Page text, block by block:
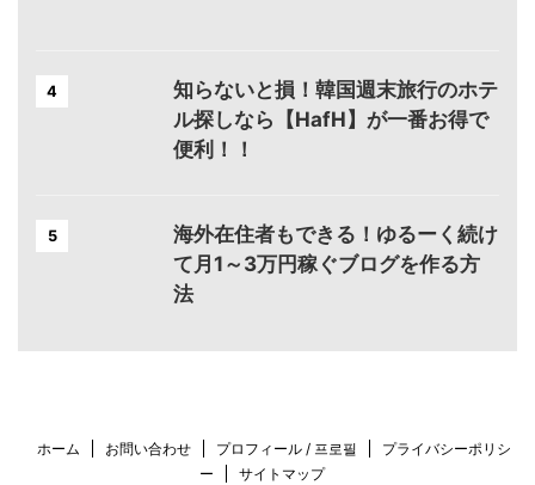
4
知らないと損！韓国週末旅行のホテ
ル探しなら【HafH】が一番お得で
便利！！
5
海外在住者もできる！ゆるーく続け
て月1～3万円稼ぐブログを作る方
法
ホーム お問い合わせ プロフィール / 프로필
プライバシーポリシ
ー
サイトマップ